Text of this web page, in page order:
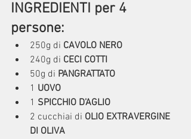
INGREDIENTI per 4
persone:
250g di CAVOLO NERO
240g di CECI COTTI
50g di PANGRATTATO
1 UOVO
1 SPICCHIO D’AGLIO
2 cucchiai di OLIO EXTRAVERGINE
DI OLIVA